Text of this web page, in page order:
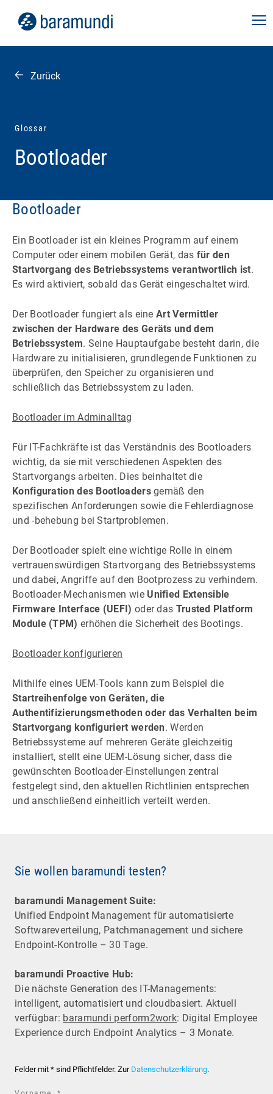
Zurück
Glossar
Bootloader
Bootloader
Ein Bootloader ist ein kleines Programm auf einem
Computer oder einem mobilen Gerät, das für den
Startvorgang des Betriebssystems verantwortlich ist.
Es wird aktiviert, sobald das Gerät eingeschaltet wird.
Der Bootloader fungiert als eineArt Vermittler
zwischen der Hardware des Geräts und dem
Betriebssystem. Seine Hauptaufgabe besteht darin, die
Hardware zu initialisieren, grundlegende Funktionen zu
überprüfen, den Speicher zu organisieren und
schließlich das Betriebssystem zu laden.
Bootloader im Adminalltag
Für IT-Fachkräfte ist das Verständnis des Bootloaders
wichtig, da sie mit verschiedenen Aspekten des
Startvorgangs arbeiten. Dies beinhaltet die
Konfiguration des Bootloadersgemäß den
spezifischen Anforderungen sowie die Fehlerdiagnose
und -behebung bei Startproblemen.
Der Bootloader spielt eine wichtige Rolle in einem
vertrauenswürdigen Startvorgang des Betriebssystems
und dabei, Angriffe auf den Bootprozess zu verhindern.
Bootloader-Mechanismen wie Unified Extensible
Firmware Interface (UEFI) oder das Trusted Platform
Module (TPM) erhöhen die Sicherheit des Bootings.
Bootloader konfigurieren
Mithilfe eines UEM-Tools kann zum Beispiel die
Startreihenfolge von Geräten, die
Authentifizierungsmethoden oder das Verhalten beim
Startvorgang konfiguriert werden. Werden
Betriebssysteme auf mehreren Geräte gleichzeitig
installiert, stellt eine UEM-Lösung sicher, dass die
gewünschten Bootloader-Einstellungen zentral
festgelegt sind, den aktuellen Richtlinien entsprechen
und anschließend einheitlich verteilt werden.
Sie wollen baramundi testen?
baramundi Management Suite:
Unified Endpoint Management für automatisierte
Software­verteilung, Patchmanagement und sichere
Endpoint-Kontrolle – 30 Tage.
baramundi Proactive Hub:
Die nächste Generation des IT-Managements:
intelligent, automatisiert und cloudbasiert. Aktuell
verfügbar: baramundi perform2work: Digital Employee
Experience durch Endpoint Analytics – 3 Monate.
Felder mit * sind Pflichtfelder. Zur Datenschutzerklärung.